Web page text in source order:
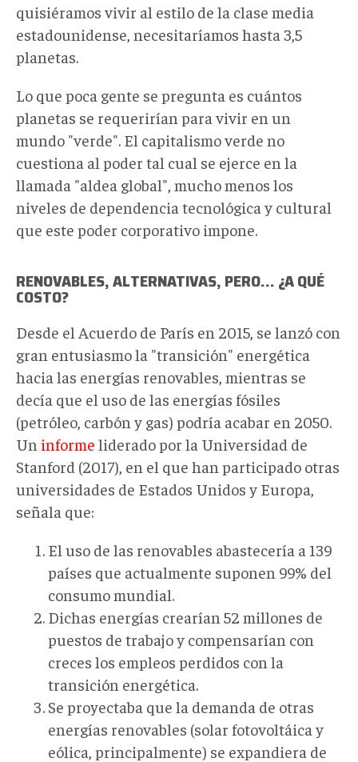
quisiéramos vivir al estilo de la clase media
estadounidense, necesitaríamos hasta 3,5
planetas.
Lo que poca gente se pregunta es cuántos
planetas se requerirían para vivir en un
mundo "verde". El capitalismo verde no
cuestiona al poder tal cual se ejerce en la
llamada "aldea global", mucho menos los
niveles de dependencia tecnológica y cultural
que este poder corporativo impone.
RENOVABLES, ALTERNATIVAS, PERO... ¿A QUÉ
COSTO?
Desde el Acuerdo de París en 2015, se lanzó con
gran entusiasmo la "transición" energética
hacia las energías renovables, mientras se
decía que el uso de las energías fósiles
(petróleo, carbón y gas) podría acabar en 2050.
Un informe liderado por la Universidad de
Stanford (2017), en el que han participado otras
universidades de Estados Unidos y Europa,
señala que:
El uso de las renovables abastecería a 139
países que actualmente suponen 99% del
consumo mundial.
Dichas energías crearían 52 millones de
puestos de trabajo y compensarían con
creces los empleos perdidos con la
transición energética.
Se proyectaba que la demanda de otras
energías renovables (solar fotovoltáica y
eólica, principalmente) se expandiera de